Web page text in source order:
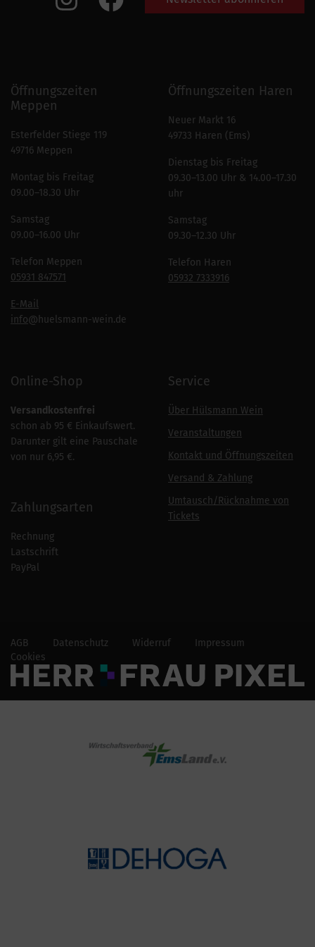
Öffnungszeiten
Meppen
Esterfelder Stiege 119
49716 Meppen
Montag bis Freitag
09.00–18.30 Uhr
Samstag
09.00–16.00 Uhr
Telefon Meppen
05931 847571
E-Mail
info@huelsmann-wein.de
Öffnungszeiten Haren
Neuer Markt 16
49733 Haren (Ems)
Dienstag bis Freitag
09.30–13.00 Uhr & 14.00–17.30
uhr
Samstag
09.30–12.30 Uhr
Telefon Haren
05932 7333916
Online-Shop
Versandkostenfrei
schon ab 95 € Einkaufswert.
Darunter gilt eine Pauschale
von nur 6,95 €.
Zahlungsarten
Rechnung
Lastschrift
PayPal
Service
Über Hülsmann Wein
Veranstaltungen
Kontakt und Öffnungszeiten
Versand & Zahlung
Umtausch/Rücknahme von
Tickets
AGB Datenschutz Widerruf
Impressum
Cookies